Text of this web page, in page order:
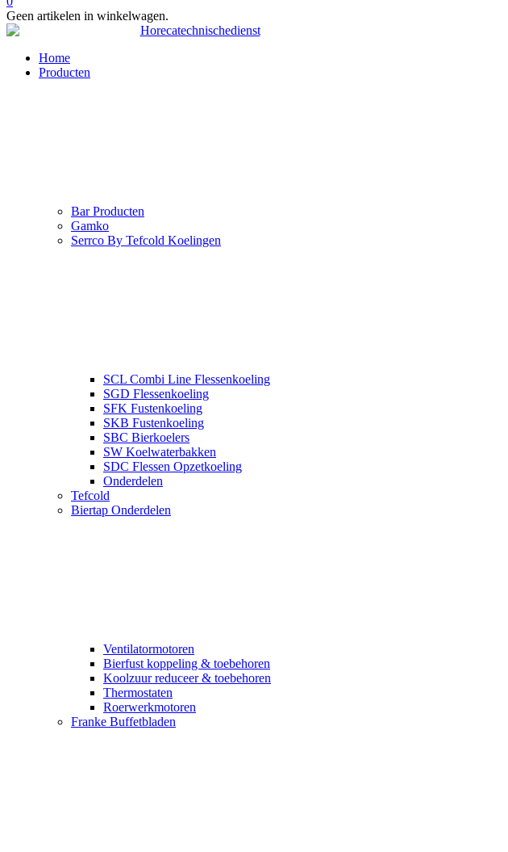
Geen artikelen in winkelwagen.
Home
Producten
Bar Producten
Gamko
Serrco By Tefcold Koelingen
SCL Combi Line Flessenkoeling
SGD Flessenkoeling
SFK Fustenkoeling
SKB Fustenkoeling
SBC Bierkoelers
SW Koelwaterbakken
SDC Flessen Opzetkoeling
Onderdelen
Tefcold
Biertap Onderdelen
Ventilatormotoren
Bierfust koppeling & toebehoren
Koolzuur reduceer & toebehoren
Thermostaten
Roerwerkmotoren
Franke Buffetbladen